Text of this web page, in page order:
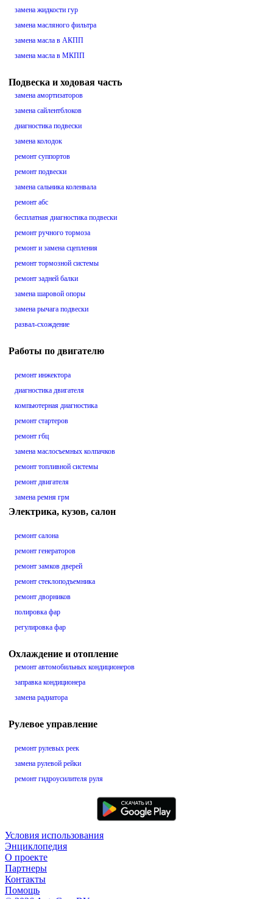
замена жидкости гур
замена масляного фильтра
замена масла в АКПП
замена масла в МКПП
Подвеска и ходовая часть
замена амортизаторов
замена сайлентблоков
диагностика подвески
замена колодок
ремонт суппортов
ремонт подвески
замена сальника коленвала
ремонт абс
бесплатная диагностика подвески
ремонт ручного тормоза
ремонт и замена сцепления
ремонт тормозной системы
ремонт задней балки
замена шаровой опоры
замена рычага подвески
развал-схождение
Работы по двигателю
ремонт инжектора
диагностика двигателя
компьютерная диагностика
ремонт стартеров
ремонт гбц
замена маслосъемных колпачков
ремонт топливной системы
ремонт двигателя
замена ремня грм
Электрика, кузов, салон
ремонт салона
ремонт генераторов
ремонт замков дверей
ремонт стеклоподъемника
ремонт дворников
полировка фар
регулировка фар
Охлаждение и отопление
ремонт автомобильных кондиционеров
заправка кондиционера
замена радиатора
Рулевое управление
ремонт рулевых реек
замена рулевой рейки
ремонт гидроусилителя руля
Условия использования
Энциклопедия
О проекте
Партнеры
Контакты
Помощь